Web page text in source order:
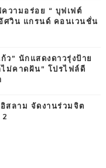
วามอร่อย “ บุฟเฟต์
ศวิน แกรนด์ คอนเวนชั่น
ว” นักแสดงดาวรุ่งป้าย
ม่คาดฝัน” โปรไฟล์ดี
สลาม จัดงานร่วมจิต